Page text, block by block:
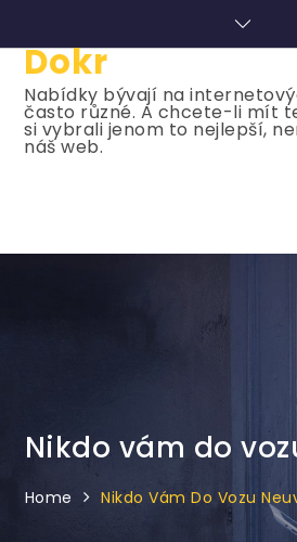
content
Dokr
Nabídky bývají na
často různé. A chcete-li mít
si vybrali jenom to nejlepší,
náš web.
Nikdo vám do
Home Nikdo Vám Do Vozu